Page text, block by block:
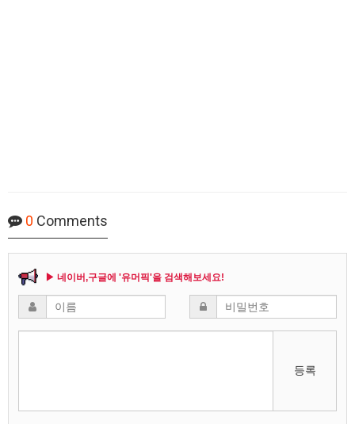
0 Comments
▶ 네이버,구글에 '유머픽'을 검색해보세요!
등록